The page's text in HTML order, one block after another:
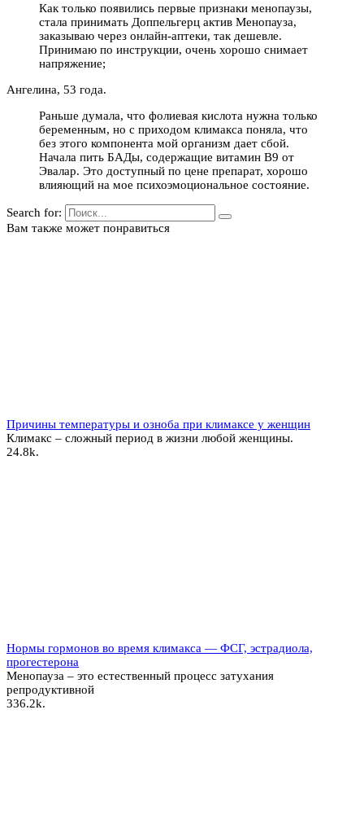
Как только появились первые признаки менопаузы,
стала принимать Доппельгерц актив Менопауза,
заказываю через онлайн-аптеки, так дешевле.
Принимаю по инструкции, очень хорошо снимает
напряжение;
Ангелина, 53 года.
Раньше думала, что фолиевая кислота нужна только
беременным, но с приходом климакса поняла, что
без этого компонента мой организм дает сбой.
Начала пить БАДы, содержащие витамин В9 от
Эвалар. Это доступный по цене препарат, хорошо
влияющий на мое психоэмоциональное состояние.
Search for:
Вам также может понравиться
Причины температуры и озноба при климаксе у женщин
Климакс – сложный период в жизни любой женщины.
24.8k.
Нормы гормонов во время климакса — ФСГ, эстрадиола,
прогестерона
Менопауза – это естественный процесс затухания
репродуктивной
336.2k.